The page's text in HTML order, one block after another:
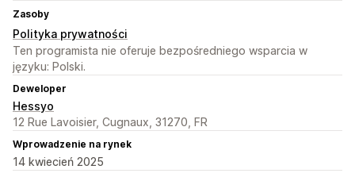
Zasoby
Polityka prywatności
Ten programista nie oferuje bezpośredniego wsparcia w
języku: Polski.
Deweloper
Hessyo
12 Rue Lavoisier, Cugnaux, 31270, FR
Wprowadzenie na rynek
14 kwiecień 2025